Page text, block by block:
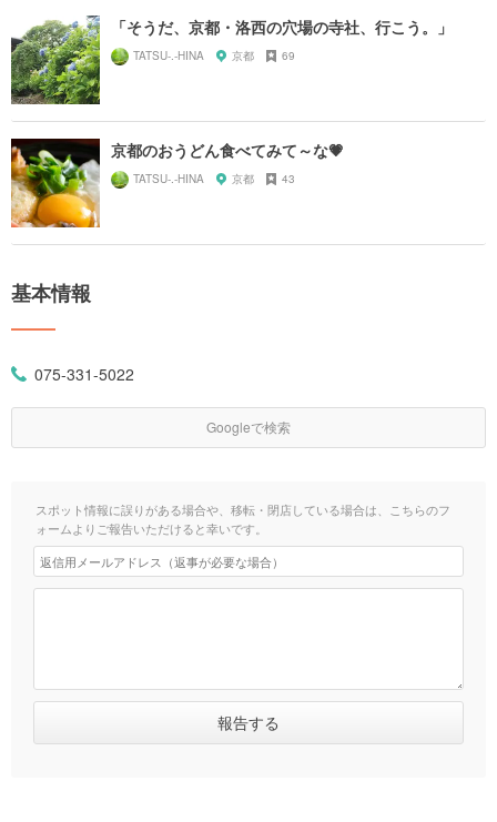
「そうだ、京都・洛西の穴場の寺社、行こう。」
TATSU-.-HINA 京都 69
京都のおうどん食べてみて～な💗
TATSU-.-HINA 京都 43
基本情報
075-331-5022
Googleで検索
スポット情報に誤りがある場合や、移転・閉店している場合は、こちらのフ
ォームよりご報告いただけると幸いです。